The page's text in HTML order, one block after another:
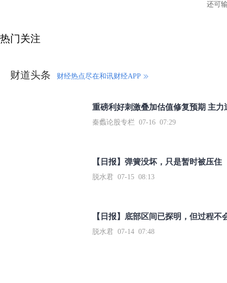
还可
热门关注
财道头条 财经热点尽在和讯财经APP
秦蠡论股专栏 07-16 07:29
【日报】弹簧没坏，只是暂时被压住
脱水君 07-15 08:13
【日报】底部区间已探明，但过程不
脱水君 07-14 07:48